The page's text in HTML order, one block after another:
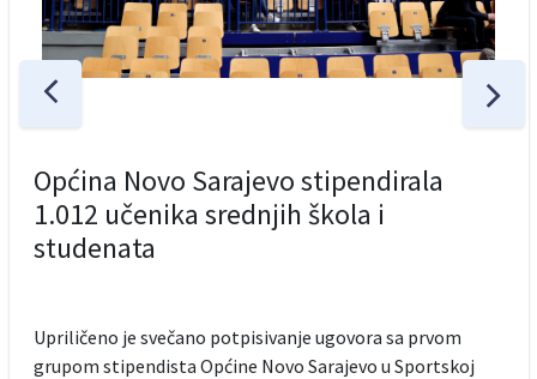
Općina Novo Sarajevo stipendirala
1.012 učenika srednjih škola i
studenata
Upriličeno je svečano potpisivanje ugovora sa prvom
grupom stipendista Općine Novo Sarajevo u Sportskoj